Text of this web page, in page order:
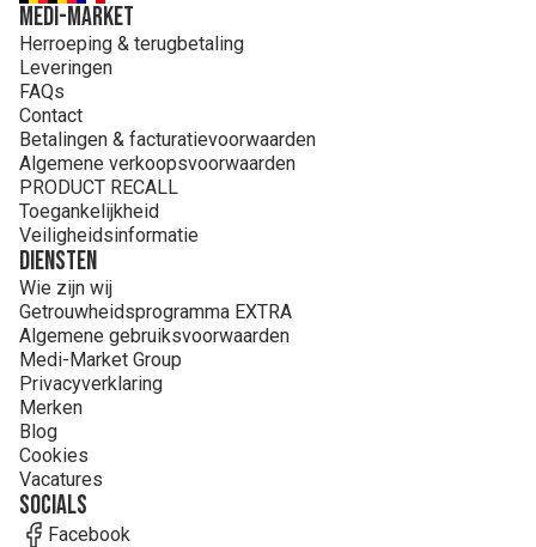
MEDI-MARKET
Herroeping & terugbetaling
Leveringen
FAQs
Contact
Betalingen & facturatievoorwaarden
Algemene verkoopsvoorwaarden
PRODUCT RECALL
Toegankelijkheid
Veiligheidsinformatie
Diensten
Wie zijn wij
Getrouwheidsprogramma EXTRA
Algemene gebruiksvoorwaarden
Medi-Market Group
Privacyverklaring
Merken
Blog
Cookies
Vacatures
Socials
Facebook